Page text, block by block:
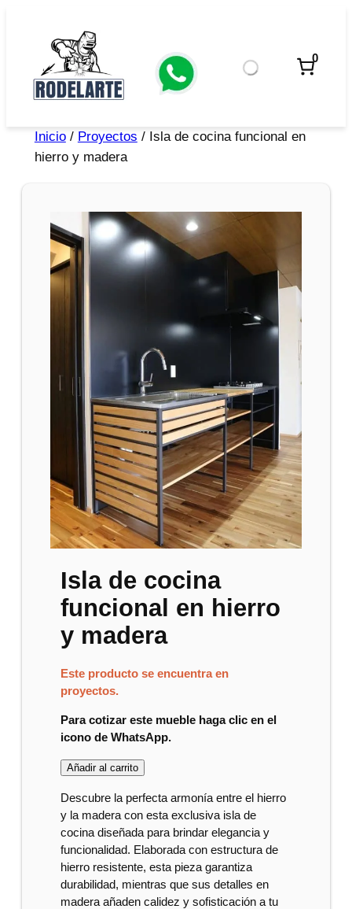
0
Inicio/ Proyectos / Isla de cocina funcional en
hierro y madera
Isla de cocina
funcional en hierro
y madera
Este producto se encuentra en
proyectos.
Para cotizar este mueble haga clic en el
icono de WhatsApp.
Añadir al carrito
Descubre la perfecta armonía entre el hierro
y la madera con esta exclusiva isla de
cocina diseñada para brindar elegancia y
funcionalidad. Elaborada con estructura de
hierro resistente, esta pieza garantiza
durabilidad, mientras que sus detalles en
madera añaden calidez y sofisticación a tu